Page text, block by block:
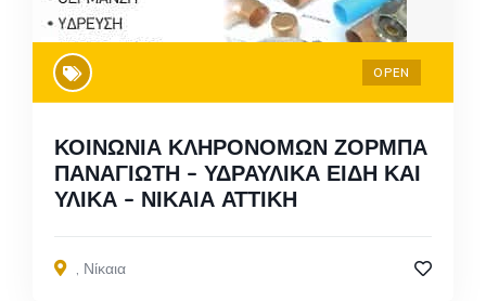
OPEN
ΚΟΙΝΩΝΙΑ ΚΛΗΡΟΝΟΜΩΝ ΖΟΡΜΠΑ
ΠΑΝΑΓΙΩΤΗ – ΥΔΡΑΥΛΙΚΑ ΕΙΔΗ ΚΑΙ
ΥΛΙΚΑ – ΝΙΚΑΙΑ ΑΤΤΙΚΗ
, Νίκαια